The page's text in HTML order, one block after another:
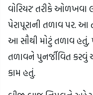
વોરિયર' તરીકે ઓળખવા
પેરાપૂરાની તળાવ પર.
આ સૌથી મોટું તળાવ હતું,
તળાવને પુનર્જીવિત
કામ હતું.